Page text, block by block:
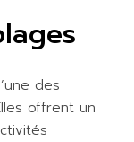
des
offrent un